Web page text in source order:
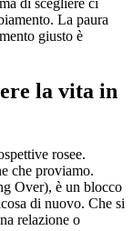
di scegliere ci
La paura
giusto è
la vita in
rosee.
che proviamo.
Over), è un blocco
di nuovo. Che si
relazione o